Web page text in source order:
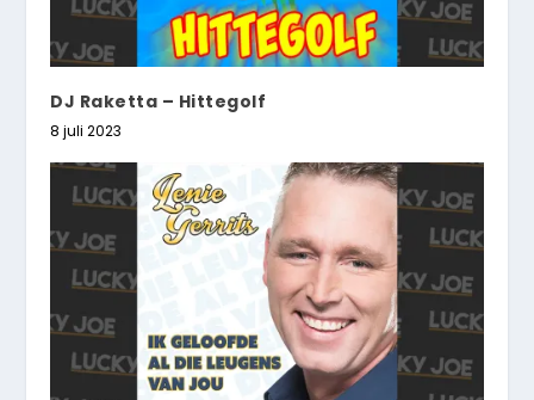
DJ Raketta – Hittegolf
8 juli 2023